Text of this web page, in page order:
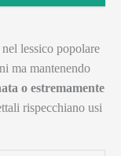
lessico popolare
ma mantenendo
o estremamente
rispecchiano usi